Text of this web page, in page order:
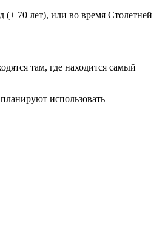
(± 70 лет), или во время Столетней
там, где находится самый
использовать